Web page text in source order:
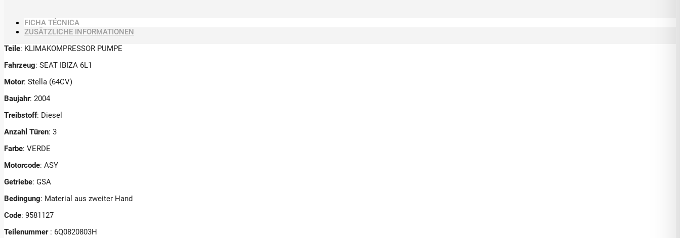
FICHA TÉCNICA
ZUSÄTZLICHE INFORMATIONEN
Teile: KLIMAKOMPRESSOR PUMPE
Fahrzeug: SEAT IBIZA 6L1
Motor: Stella (64CV)
Baujahr: 2004
Treibstoff: Diesel
Anzahl Türen: 3
Farbe: VERDE
Motorcode: ASY
Getriebe: GSA
Bedingung: Material aus zweiter Hand
Code: 9581127
Teilenummer : 6Q0820803H